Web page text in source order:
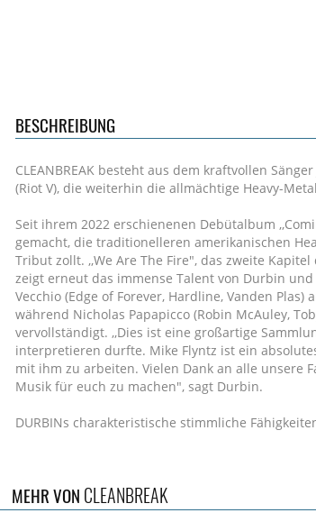
BESCHREIBUNG
CLEANBREAK besteht aus dem kraftvollen
(Riot V), die weiterhin die allmächtige Heavy-
Seit ihrem 2022 erschienenen Debütalbum
gemacht, die traditionelleren amerikanischen
Tribut zollt. ,,We Are The Fire", das zweite
zeigt erneut das immense Talent von Durbin
Vecchio (Edge of Forever, Hardline, Vanden
während Nicholas Papapicco (Robin McAuley,
vervollständigt. ,,Dies ist eine großartige
interpretieren durfte. Mike Flyntz ist ein
mit ihm zu arbeiten. Vielen Dank an alle unsere
Musik für euch zu machen", sagt Durbin.
DURBINs charakteristische stimmliche
Sein Weg in die Musikindustrie erregte
MEHR VON CLEANBREAK